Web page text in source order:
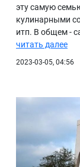
эту самую
кулинарными
итп. В общем -
читать далее
2023-03-05, 04:56